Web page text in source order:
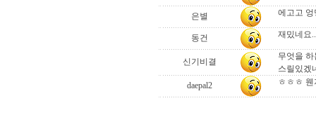
은별 에고고 엉
동건 재밌네요
신기비결
무엇을
스릴있겠
daepal2
ㅎㅎㅎ